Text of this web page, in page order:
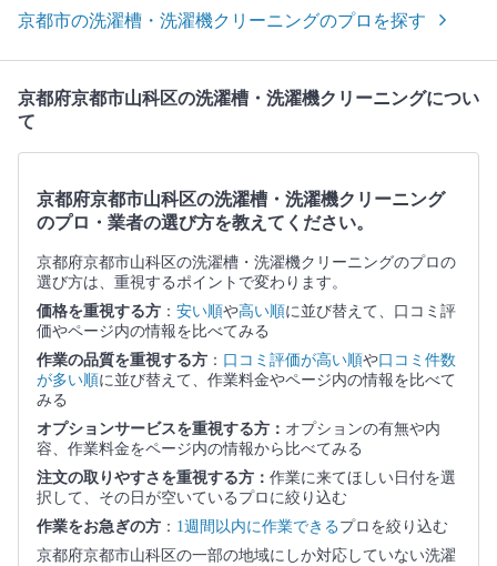
京都市の洗濯槽・洗濯機クリーニングのプロを探す
京都府京都市山科区の洗濯槽・洗濯機クリーニングについ
て
京都府京都市山科区の洗濯槽・洗濯機クリーニング
のプロ・業者の選び方を教えてください。
京都府京都市山科区の洗濯槽・洗濯機クリーニングのプロの
選び方は、重視するポイントで変わります。
価格を重視する方 ： 安い順や高い順に並び替えて、口コミ評
価やページ内の情報を比べてみる
作業の品質を重視する方 ： 口コミ評価が高い順や口コミ件数
が多い順に並び替えて、作業料金やページ内の情報を比べて
みる
オプションサービスを重視する方： オプションの有無や内
容、作業料金をページ内の情報から比べてみる
注文の取りやすさを重視する方： 作業に来てほしい日付を選
択して、その日が空いているプロに絞り込む
作業をお急ぎの方 ： 1週間以内に作業できるプロを絞り込む
京都府京都市山科区の一部の地域にしか対応していない洗濯